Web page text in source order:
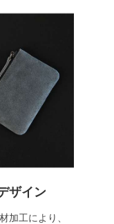
ザイン
加工により、